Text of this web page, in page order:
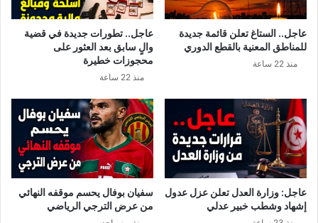
عاجل.. الستاغ تعلن قائمة جديدة
للمناطق المعنية بالقطع الدوري
منذ 22 ساعة
عاجل.. تطورات جديدة في قضية
والٍ سابق بعد العثور على
محجوزات خطيرة
منذ 22 ساعة
عاجل: وزارة العدل تعلن عزل عدول
إشهاد وشطب خبير عدلي
سفيان بوفال يحسم موقفه النهائي
من عرض الترجي الرياضي